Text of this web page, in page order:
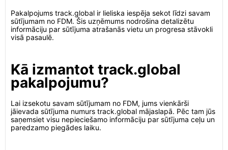
Pakalpojums track.global ir lieliska iespēja sekot līdzi savam
sūtījumam no FDM. Šis uzņēmums nodrošina detalizētu
informāciju par sūtījuma atrašanās vietu un progresa stāvokli
visā pasaulē.
Kā izmantot track.global
pakalpojumu?
Lai izsekotu savam sūtījumam no FDM, jums vienkārši
jāievada sūtījuma numurs track.global mājaslapā. Pēc tam jūs
saņemsiet visu nepieciešamo informāciju par sūtījuma ceļu un
paredzamo piegādes laiku.